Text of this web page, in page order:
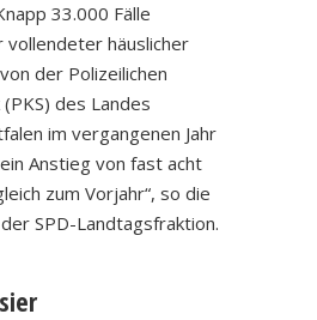
33.000 Fälle
häuslicher
der Polizeilichen
des Landes
im vergangenen Jahr
Anstieg von fast acht
zum Vorjahr“, so die
SPD-Landtagsfraktion.